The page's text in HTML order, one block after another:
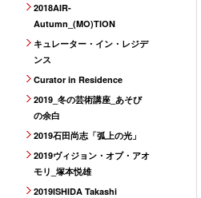
2018AIR-
Autumn_(MO)TION
キュレーター・イン・レジデ
ンス
Curator in Residence
2019_冬の芸術講座_あそび
の余白
2019石田尚志「弧上の光」
2019ヴィジョン・オブ・アオ
モリ_塚本悦雄
2019ISHIDA Takashi